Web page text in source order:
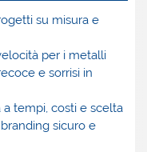
su misura e
per i metalli
e sorrisi in
a tempi, costi e scelta
sicuro e